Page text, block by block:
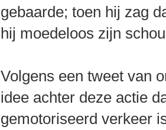
gebaarde; toen hij zag
hij moedeloos zijn
Volgens een tweet van
idee achter deze actie
gemotoriseerd verkeer